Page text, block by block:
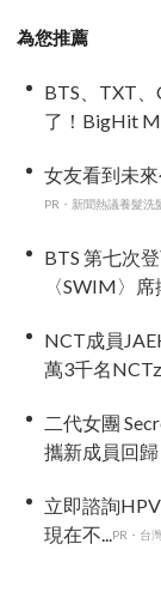
為您推薦
BTS、TXT、
了！BigHit
女友看到未
PR・新聞熱議養髮洗
BTS 第七次
〈SWIM〉
NCT成員
萬3千名
二代女團
攜新成員回
立即諮詢
現在不...PR・台